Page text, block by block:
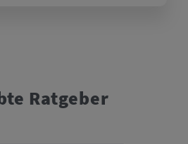
Ratgeber